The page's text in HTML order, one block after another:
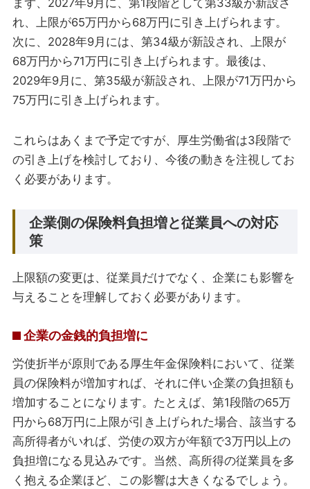
まず、2027年9月に、第1段階として第33級が新設さ
れ、上限が65万円から68万円に引き上げられます。
次に、2028年9月には、第34級が新設され、上限が
68万円から71万円に引き上げられます。最後は、
2029年9月に、第35級が新設され、上限が71万円から
75万円に引き上げられます。
これらはあくまで予定ですが、厚生労働省は3段階で
の引き上げを検討しており、今後の動きを注視してお
く必要があります。
企業側の保険料負担増と従業員への対応
策
上限額の変更は、従業員だけでなく、企業にも影響を
与えることを理解しておく必要があります。
企業の金銭的負担増に
労使折半が原則である厚生年金保険料において、従業
員の保険料が増加すれば、それに伴い企業の負担額も
増加することになります。たとえば、第1段階の65万
円から68万円に上限が引き上げられた場合、該当する
高所得者がいれば、労使の双方が年額で3万円以上の
負担増になる見込みです。当然、高所得の従業員を多
く抱える企業ほど、この影響は大きくなるでしょう。